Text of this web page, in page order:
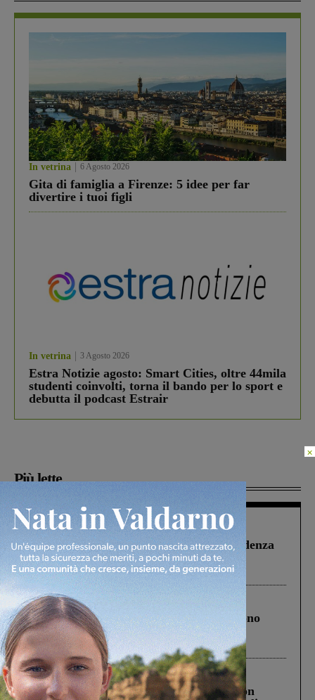
In vetrina 6 Agosto 2026
Gita di famiglia a Firenze: 5 idee per far
divertire i tuoi figli
In vetrina 3 Agosto 2026
Estra Notizie agosto: Smart Cities, oltre 44mila
studenti coinvolti, torna il bando per lo sport e
debutta il podcast Estrair
Più lette
Figline Incisa Valdarno 1 Agosto 2026
Piscina di Figline finanziata oltre la scadenza
Pnrr, il gruppo di Fratelli d’Italia: “Un
ringraziamento al Governo”
Cronaca 4 Agosto 2026
Un anno fa la strage in A1 in cui morirono
Gianni, Giulia e Franco. Lo schianto, il
processo, lo stop ai sorpassi fra tir....
Cronaca 3 Agosto 2026
Scomparso da una struttura di Castiglion
×